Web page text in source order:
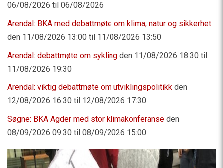
06/08/2026 til 06/08/2026
Arendal: BKA med debattmøte om klima, natur og sikkerhet
den 11/08/2026 13:00 til 11/08/2026 13:50
Arendal: debattmøte om sykling den 11/08/2026 18:30 til
11/08/2026 19:30
Arendal: viktig debattmøte om utviklingspolitikk den
12/08/2026 16:30 til 12/08/2026 17:30
Søgne: BKA Agder med stor klimakonferanse den
08/09/2026 09:30 til 08/09/2026 15:00